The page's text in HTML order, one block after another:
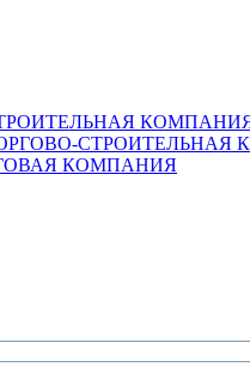
СТРОИТЕЛЬНАЯ
КОМПАНИЯ